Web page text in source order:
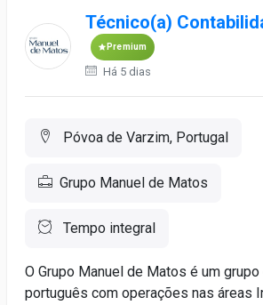
Técnico(a)
Premium
Há 5 dias
Póvoa de Varzim, Portugal
Grupo Manuel de Matos
Tempo integral
O Grupo Manuel de Matos é um
português com operações nas áreas